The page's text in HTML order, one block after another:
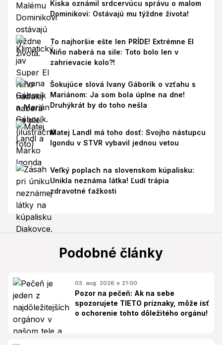
Kiska oznámil srdcervúcu správu o malom
Dominikovi: Ostávajú mu týždne života!
To najhoršie ešte len PRÍDE! Extrémne El
Niño naberá na sile: Toto bolo len v
zahrievacie kolo?!
Šokujúce slová Ivany Gáborík o vzťahu s
Mariánom: Ja som bola úplne na dne!
Druhýkrát by do toho nešla
Matej Landl má toho dosť: Svojho nástupcu
Igondu v STVR vybavil jednou vetou
Veľký poplach na slovenskom kúpalisku:
Unikla neznáma látka! Ľudí trápia
zdravotné ťažkosti
Podobné články
03. aug. 2026 o 21:00
Pozor na pečeň: Ak na sebe
spozorujete TIETO príznaky, môže ísť
o ochorenie tohto dôležitého orgánu!